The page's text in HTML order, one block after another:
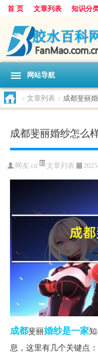
首 页 文章列表 知识分
网站导航
> 文章列表 > 成都斐丽
成都斐丽婚纱怎么
网友:cd 文章列表
成都斐丽婚纱是一家
息，这里有几个关键点：